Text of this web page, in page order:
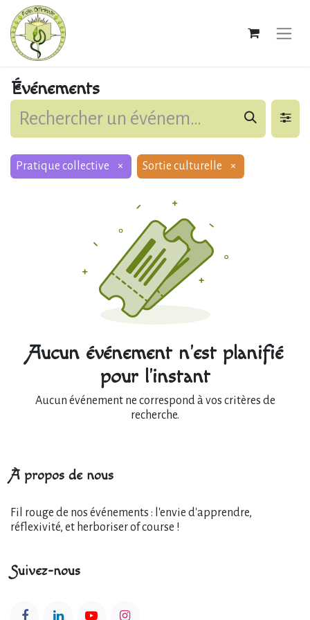
Événements
Pratique collective × Sortie culturelle ×
Aucun événement n'est planifié
pour l'instant
Aucun événement ne correspond à vos critères de
recherche.
À propos de nous
Fil rouge de nos événements : l'envie d'apprendre,
réflexivité, et herboriser of course !
Suivez-nous